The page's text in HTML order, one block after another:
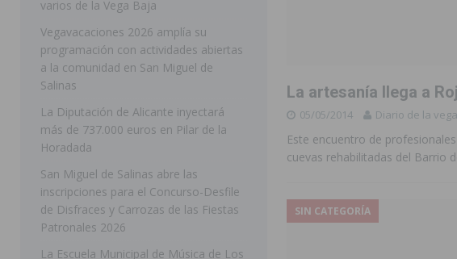
[ 05/08/2026 ]
Orihuela ultima diferentes soluciones para garantizar la
CEIP Virgen de la Puerta
ORIHUELA
[ 05/08/2026 ] Sanidad Orihuela llama a observar el eclipse solar del 12
los desplazamientos
ORIHUELA
Orihuela acogerá una sesión informativa sobre los
ORIHUELA
[ 06/08/2026 ]
Redován presenta la programación de sus Fiestas
La artesanía llega a
05/05/2014 Diario de la vega
Este encuentro de
cuevas rehabilitadas del Barrio
SIN CATEGORÍA
varios de la Vega Baja
Vegavacaciones 2026 amplía su
programación con actividades abiertas
a la comunidad en San Miguel de
Salinas
La Diputación de Alicante inyectará
más de 737.000 euros en Pilar de la
Horadada
San Miguel de Salinas abre las
inscripciones para el Concurso-Desfile
de Disfraces y Carrozas de las Fiestas
Patronales 2026
La Escuela Municipal de Música de Los